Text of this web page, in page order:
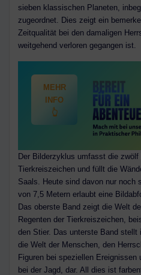
sieben klassischen Planeten,
zugeordnet. Dies zeigt ein
Zeitqualität bei den damaligen
weitgehend verloren gegangen ist.
MEHR
INFO
👆
Der Bilderzyklus umfasst die zwölf
Tierkreiszeichen und füllt die
Saals. Heute sind davon nur noch
von 7,5 Metern erlaubt eine
Das oberste Band zeigt die Welt
Regenten der Tierkreiszeichen,
den Stier. Das unterste Band stellt
die Welt der Menschen, den
Figuren bei speziellen Ereignissen
bei der Jagd, dar. All dies ist